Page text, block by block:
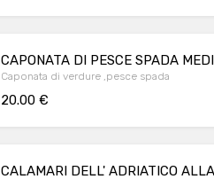
CAPONATA DI PESCE SPADA
Caponata di verdure ,pesce spada
20.00 €
CALAMARI DELL' ADRIATICO